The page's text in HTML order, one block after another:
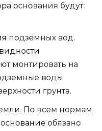
основания будут:
подземных вод.
монтировать на
воды
грунта.
По всем нормам
обязано